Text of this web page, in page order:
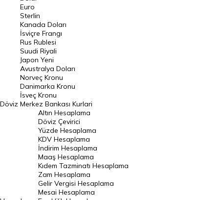
Pound Kuru
Frank Kuru
Riyal Kuru
Avustralya Doları
Danimarka Kronu Kuru
Kanada Doları Kuru
Norveç Kronu Kuru
İsveç Kronu Kuru
Japon Yeni Kuru
Serbest Piyasa Döviz Kurları
Merkez Bankası Döviz Kurları
Döviz
Euro
Sterlin
Kanada Doları
İsviçre Frangı
Rus Rublesi
Suudi Riyali
Japon Yeni
Avustralya Doları
Norveç Kronu
Danimarka Kronu
İsveç Kronu
Merkez Bankası Kurlari
Altın Hesaplama
Döviz Çevirici
Yüzde Hesaplama
KDV Hesaplama
İndirim Hesaplama
Maaş Hesaplama
Kıdem Tazminatı Hesaplama
Zam Hesaplama
Gelir Vergisi Hesaplama
Mesai Hesaplama